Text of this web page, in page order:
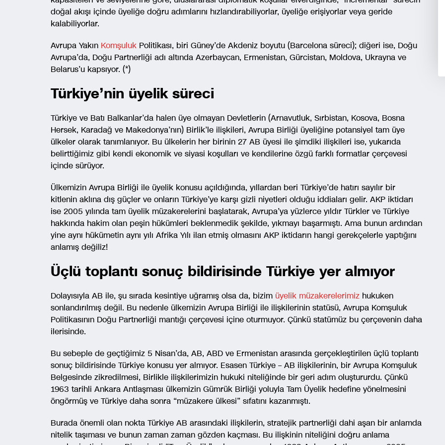
doğal akışı içinde üyeliğe doğru adımlarını hızlandırabiliyorlar, üyeliğe erişiyorlar veya geride
kalabiliyorlar.
Avrupa Yakın Komşuluk Politikası, biri Güney’de Akdeniz boyutu (Barcelona süreci); diğeri ise, Doğu
Avrupa’da, Doğu Partnerliği adı altında Azerbaycan, Ermenistan, Gürcistan, Moldova, Ukrayna ve
Belarus’u kapsıyor. (*)
Türkiye’nin üyelik süreci
Türkiye ve Batı Balkanlar’da halen üye olmayan Devletlerin (Arnavutluk, Sırbistan, Kosova, Bosna
Hersek, Karadağ ve Makedonya’nın) Birlik’le ilişkileri, Avrupa Birliği üyeliğine potansiyel tam üye
ülkeler olarak tanımlanıyor. Bu ülkelerin her birinin 27 AB üyesi ile şimdiki ilişkileri ise, yukarıda
belirttiğimiz gibi kendi ekonomik ve siyasi koşulları ve kendilerine özgü farklı formatlar çerçevesi
içinde sürüyor.
Ülkemizin Avrupa Birliği ile üyelik konusu açıldığında, yıllardan beri Türkiye’de hatırı sayılır bir
kitlenin aklına dış güçler ve onların Türkiye’ye karşı gizli niyetleri olduğu iddiaları gelir. AKP iktidarı
ise 2005 yılında tam üyelik müzakerelerini başlatarak, Avrupa’ya yüzlerce yıldır Türkler ve Türkiye
hakkında hakim olan peşin hükümleri beklenmedik şekilde, yıkmayı başarmıştı. Ama bunun ardından
yine aynı hükümetin aynı yılı Afrika Yılı ilan etmiş olmasını AKP iktidarın hangi gerekçelerle yaptığını
anlamış değiliz!
Üçlü toplantı sonuç bildirisinde Türkiye yer almıyor
Dolayısıyla AB ile, şu sırada kesintiye uğramış olsa da, bizim üyelik müzakerelerimiz hukuken
sonlandırılmış değil. Bu nedenle ülkemizin Avrupa Birliği ile ilişkilerinin statüsü, Avrupa Komşuluk
Politikasının Doğu Partnerliği mantığı çerçevesi içine oturmuyor. Çünkü statümüz bu çerçevenin daha
ilerisinde.
Bu sebeple de geçtiğimiz 5 Nisan’da, AB, ABD ve Ermenistan arasında gerçekleştirilen üçlü toplantı
sonuç bildirisinde Türkiye konusu yer almıyor. Esasen Türkiye – AB ilişkilerinin, bir Avrupa Komşuluk
Belgesinde zikredilmesi, Birlikle ilişkilerimizin hukuki niteliğinde bir geri adım oluştururdu. Çünkü
1963 tarihli Ankara Antlaşması ülkemizin Gümrük Birliği yoluyla Tam Üyelik hedefine yönelmesini
öngörmüş ve Türkiye daha sonra “müzakere ülkesi” sıfatını kazanmıştı.
Burada önemli olan nokta Türkiye AB arasındaki ilişkilerin, stratejik partnerliği dahi aşan bir anlamda
nitelik taşıması ve bunun zaman zaman gözden kaçması. Bu ilişkinin niteliğini doğru anlama